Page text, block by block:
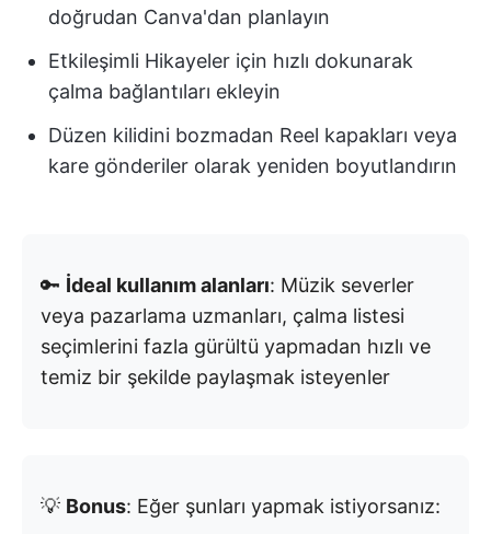
doğrudan Canva'dan planlayın
Etkileşimli Hikayeler için hızlı dokunarak
çalma bağlantıları ekleyin
Düzen kilidini bozmadan Reel kapakları veya
kare gönderiler olarak yeniden boyutlandırın
🔑 İdeal kullanım alanları: Müzik severler
veya pazarlama uzmanları, çalma listesi
seçimlerini fazla gürültü yapmadan hızlı ve
temiz bir şekilde paylaşmak isteyenler
💡 Bonus: Eğer şunları yapmak istiyorsanız: